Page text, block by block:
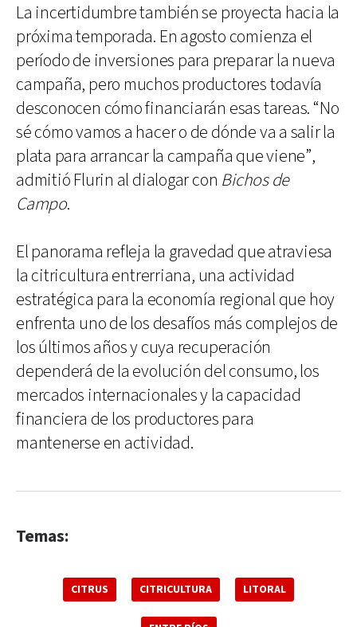
La incertidumbre también se proyecta hacia la
próxima temporada. En agosto comienza el
período de inversiones para preparar la nueva
campaña, pero muchos productores todavía
desconocen cómo financiarán esas tareas. “No
sé cómo vamos a hacer o de dónde va a salir la
plata para arrancar la campaña que viene”,
admitió Flurin al dialogar con Bichos de
Campo.
El panorama refleja la gravedad que atraviesa
la citricultura entrerriana, una actividad
estratégica para la economía regional que hoy
enfrenta uno de los desafíos más complejos de
los últimos años y cuya recuperación
dependerá de la evolución del consumo, los
mercados internacionales y la capacidad
financiera de los productores para
mantenerse en actividad.
Temas:
CITRUS CITRICULTURA LITORAL